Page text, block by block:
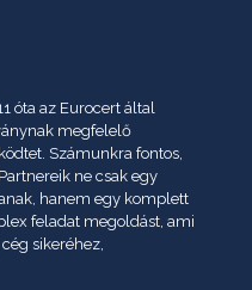
óta az Eurocert által
megfelelő
Számunkra fontos,
ne csak egy
hanem egy komplett
feladat megoldást, ami
sikeréhez,